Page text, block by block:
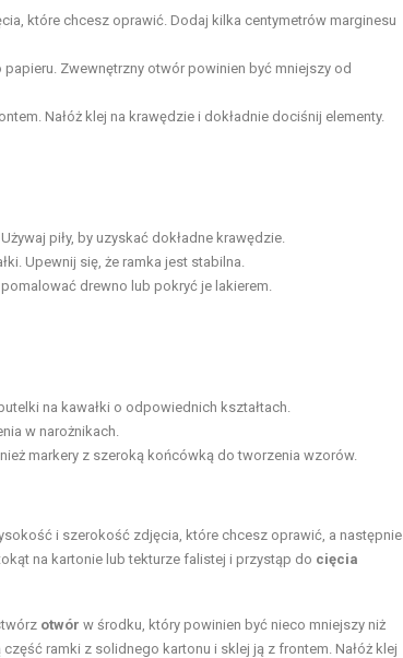
które chcesz oprawić. Dodaj kilka centymetrów marginesu
Zwewnętrzny otwór powinien być mniejszy od
Nałóż klej na krawędzie i dokładnie dociśnij elementy.
piły, by uzyskać dokładne krawędzie.
Upewnij się, że ramka jest stabilna.
drewno lub pokryć je lakierem.
na kawałki o odpowiednich kształtach.
w narożnikach.
markery z szeroką końcówką do tworzenia wzorów.
i szerokość zdjęcia, które chcesz oprawić, a następnie
na kartonie lub tekturze falistej i przystąp do cięcia
otwór w środku, który powinien być nieco mniejszy niż
ramki z solidnego kartonu i sklej ją z frontem. Nałóż klej